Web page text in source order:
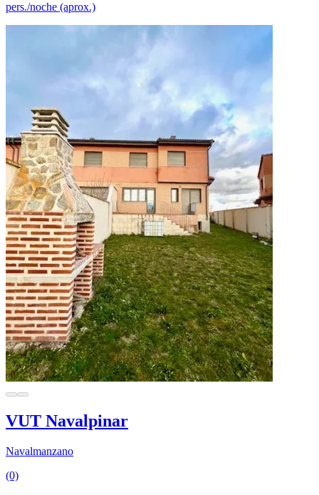
pers./noche (aprox.)
VUT Navalpinar
Navalmanzano
(0)